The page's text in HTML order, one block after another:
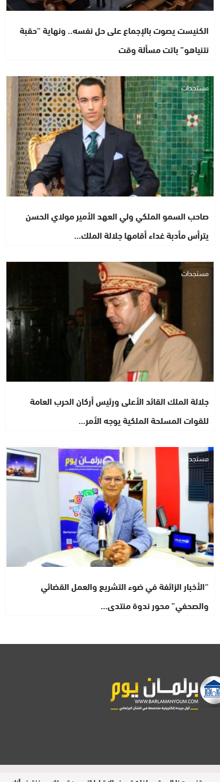
الكنيست يصوت بالإجماع على حل نفسه.. ونهاية “حقبة
نتنياهو” باتت مسألة وقت
مستجدات
صاحب السمو الملكي ولي العهد الأمير مولاي الحسن
يترأس مأدبة غداء أقامها جلالة الملك…
مستجدات
جلالة الملك القائد الأعلى ورئيس أركان الحرب العامة
للقوات المسلحة الملكية يوجه الأمر…
مستجدات
“الأخبار الزائفة في ضوء التشريع والعمل القضائي
والصحفي” محور ندوة منتدى…